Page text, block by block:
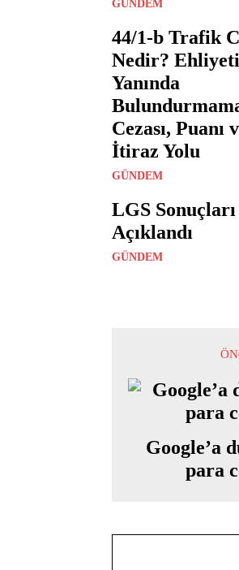
GÜNDEM
44/1-b Trafik
Nedir? Ehliyeti
Yanında
Cezası, Puanı
İtiraz Yolu
GÜNDEM
LGS Sonuçları
Açıklandı
GÜNDEM
Google’a
para